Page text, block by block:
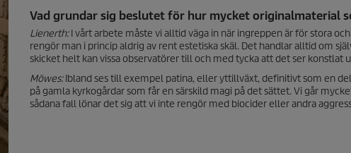
Vad grundar sig beslutet för hur mycket originalmaterial
Lienerth:I vårt arbete måste vi alltid väga in när ingreppen är för stora
rengör man i princip aldrig av rent estetiska skäl. Det handlar alltid om
skicket helt kan vissa observatörer till och med tycka att det ser konstlat
Möwes:Ibland ses till exempel patina, eller yttillväxt, definitivt som en
på gamla kyrkogårdar som får en särskild magi på det sättet. Vi går
sådana fall lönar det sig att vi inte rengör med biocider eller andra